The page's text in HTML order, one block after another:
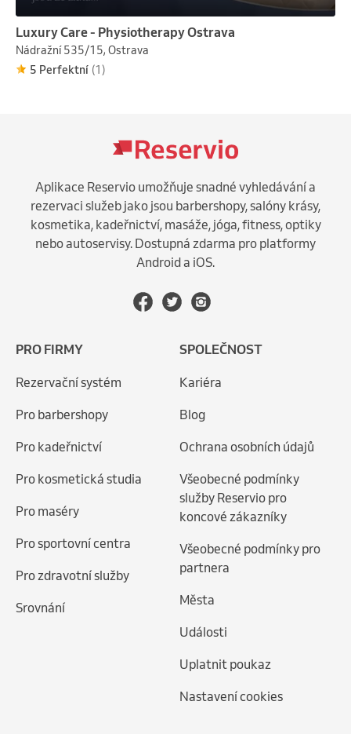
Luxury Care - Physiotherapy Ostrava
Nádražní 535/15, Ostrava
5 Perfektní (1)
Aplikace Reservio umožňuje snadné vyhledávání a
rezervaci služeb jako jsou barbershopy, salóny krásy,
kosmetika, kadeřnictví, masáže, jóga, fitness, optiky
nebo autoservisy. Dostupná zdarma pro platformy
Android a iOS.
PRO FIRMY
Rezervační systém
Pro barbershopy
Pro kadeřnictví
Pro kosmetická studia
Pro maséry
Pro sportovní centra
Pro zdravotní služby
Srovnání
SPOLEČNOST
Kariéra
Blog
Ochrana osobních údajů
Všeobecné podmínky
služby Reservio pro
koncové zákazníky
Všeobecné podmínky pro
partnera
Města
Události
Uplatnit poukaz
Nastavení cookies